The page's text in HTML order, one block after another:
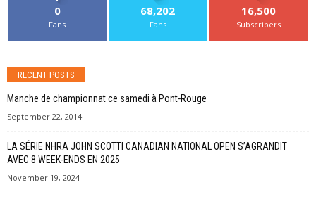
0
Fans
68,202
Fans
16,500
Subscribers
RECENT POSTS
Manche de championnat ce samedi à Pont-Rouge
September 22, 2014
LA SÉRIE NHRA JOHN SCOTTI CANADIAN NATIONAL OPEN S’AGRANDIT
AVEC 8 WEEK-ENDS EN 2025
November 19, 2024